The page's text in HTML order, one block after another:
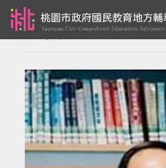
跳到主要內容
團長